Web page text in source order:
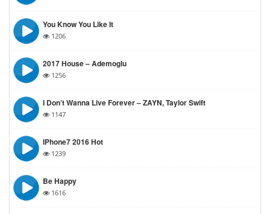
You Know You Like It
1206
2017 House – Ademoglu
1256
I Don’t Wanna Live Forever – ZAYN, Taylor Swift
1147
IPhone7 2016 Hot
1239
Be Happy
1616